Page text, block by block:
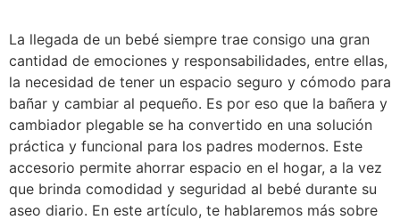
La llegada de un bebé siempre trae consigo una gran
cantidad de emociones y responsabilidades, entre ellas,
la necesidad de tener un espacio seguro y cómodo para
bañar y cambiar al pequeño. Es por eso que la bañera y
cambiador plegable se ha convertido en una solución
práctica y funcional para los padres modernos. Este
accesorio permite ahorrar espacio en el hogar, a la vez
que brinda comodidad y seguridad al bebé durante su
aseo diario. En este artículo, te hablaremos más sobre